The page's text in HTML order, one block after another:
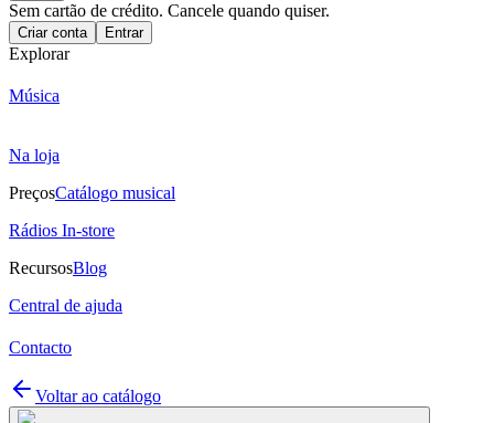
Sem cartão de crédito. Cancele quando quiser.
Criar conta Entrar
Explorar
Música
Na loja
PreçosCatálogo musical
Rádios In-store
RecursosBlog
Central de ajuda
Contacto
Voltar ao catálogo